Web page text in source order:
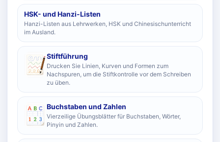
HSK- und Hanzi-Listen
Hanzi-Listen aus Lehrwerken, HSK und Chinesischunterricht
im Ausland.
Stiftführung
Drucken Sie Linien, Kurven und Formen zum
Nachspuren, um die Stiftkontrolle vor dem Schreiben
zu üben.
Buchstaben und Zahlen
Vierzeilige Übungsblätter für Buchstaben, Wörter,
Pinyin und Zahlen.